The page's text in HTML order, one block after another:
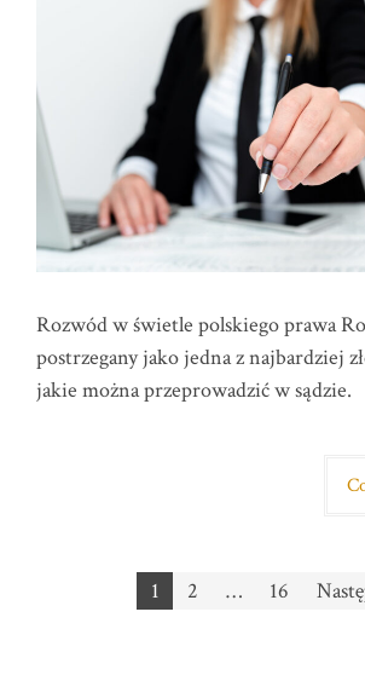
Rozwód w świetle polskiego prawa
postrzegany jako jedna z najbardziej
jakie można przeprowadzić w sądzie.
Stronicowanie
1 2 … 16